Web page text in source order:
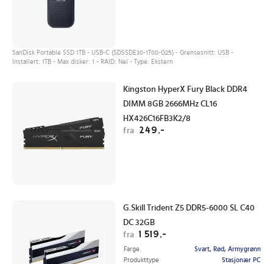
SanDisk Portable SSD 1TB - USB-C (SDSSDE30-1T00-G25) - Grensesnitt: USB -
Installert: 1TB - Max disker: 1 - RAID: Nei - Type: Ekstern
Kingston HyperX Fury Black DDR4
DIMM 8GB 2666MHz CL16
HX426C16FB3K2/8
fra
249,-
G.Skill Trident Z5 DDR5-6000 SL C40
DC 32GB
fra 1 519,-
Farge
Svart, Rød, Armygrønn
Produkttype
Stasjonær PC